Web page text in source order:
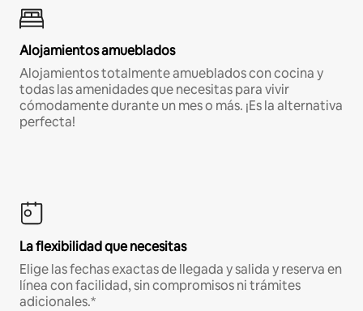
Alojamientos amueblados
Alojamientos totalmente amueblados con cocina y
todas las amenidades que necesitas para vivir
cómodamente durante un mes o más. ¡Es la alternativa
perfecta!
La flexibilidad que necesitas
Elige las fechas exactas de llegada y salida y reserva en
línea con facilidad, sin compromisos ni trámites
adicionales.*